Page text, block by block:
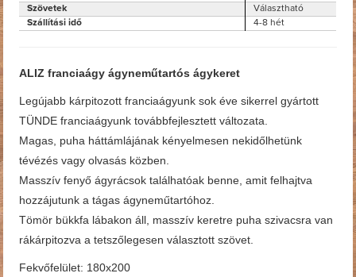
Szövetek
Választható
Szállítási idő
4-8 hét
ALIZ franciaágy ágyneműtartós ágykeret
Legújabb kárpitozott franciaágyunk sok éve sikerrel gyártott
TÜNDE franciaágyunk továbbfejlesztett változata.
Magas, puha háttámlájának kényelmesen nekidőlhetünk
tévézés vagy olvasás közben.
Masszív fenyő ágyrácsok találhatóak benne, amit felhajtva
hozzájutunk a tágas ágyneműtartóhoz.
Tömör bükkfa lábakon áll, masszív keretre puha szivacsra van
rákárpitozva a tetszőlegesen választott szövet.
Fekvőfelület: 180x200